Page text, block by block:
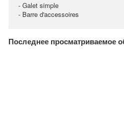
- Galet simple
- Barre d'accessoires
Последнее просматриваемое